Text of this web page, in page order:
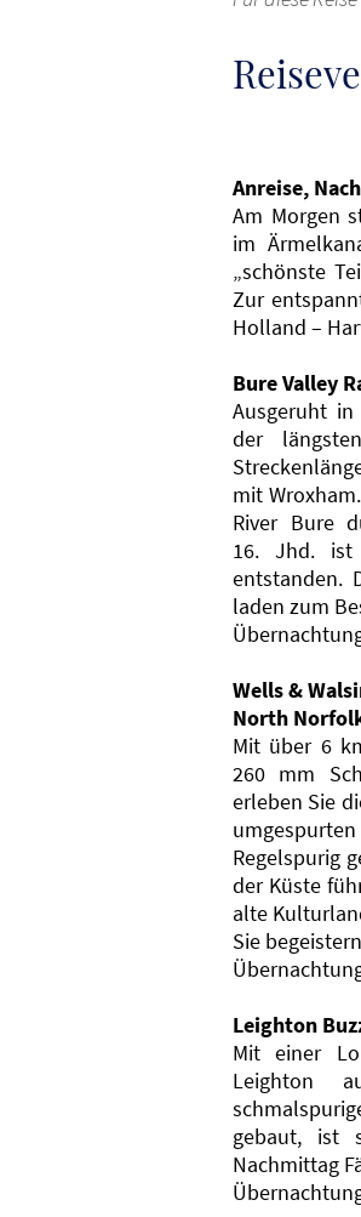
Anreise,
Am Morgen
im
„schönste
Zur
Holland –
Bure Valley
Ausgeruht
der
mit
River Bure
16. Jhd. ist
entstanden.
laden zum
Wells &
North
Mit über 6
260 mm
erleben Sie
umgespurten
Regelspurig
der Küste
alte
Sie
Leighton
Mit einer
Leighton
gebaut, ist
Nachmittag